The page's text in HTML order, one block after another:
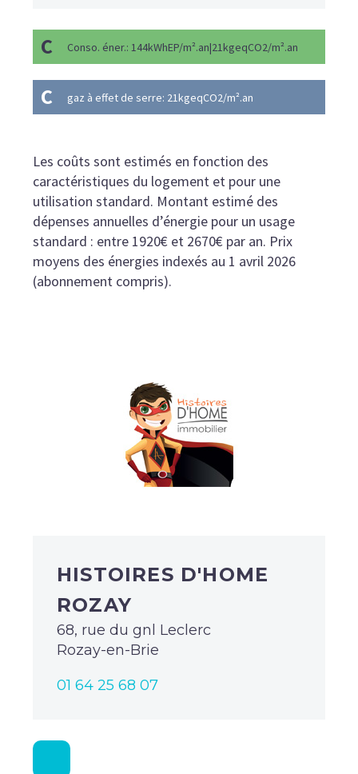
C Conso. éner.: 144kWhEP/m².an|21kgeqCO2/m².an
C gaz à effet de serre: 21kgeqCO2/m².an
Les coûts sont estimés en fonction des
caractéristiques du logement et pour une
utilisation standard. Montant estimé des
dépenses annuelles d’énergie pour un usage
standard : entre 1920€ et 2670€ par an. Prix
moyens des énergies indexés au 1 avril 2026
(abonnement compris).
HISTOIRES D'HOME
ROZAY
68, rue du gnl Leclerc
Rozay-en-Brie
01 64 25 68 07